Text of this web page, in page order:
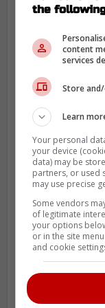
D'ailleurs,
Kevin
Nico
et 13
« Bien
toujours
Hischier
une
terme
entre 11
Weekes
Un montant
the
content
services
Store
Learn
Your personal
your device
data) may be
partners, or used
may use precise
Some vendors
of legitimate
your options
or in the site
and cookie